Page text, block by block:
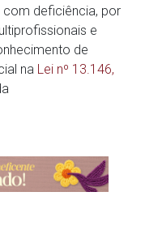
com deficiência, por
e
de
na Lei nº 13.146,